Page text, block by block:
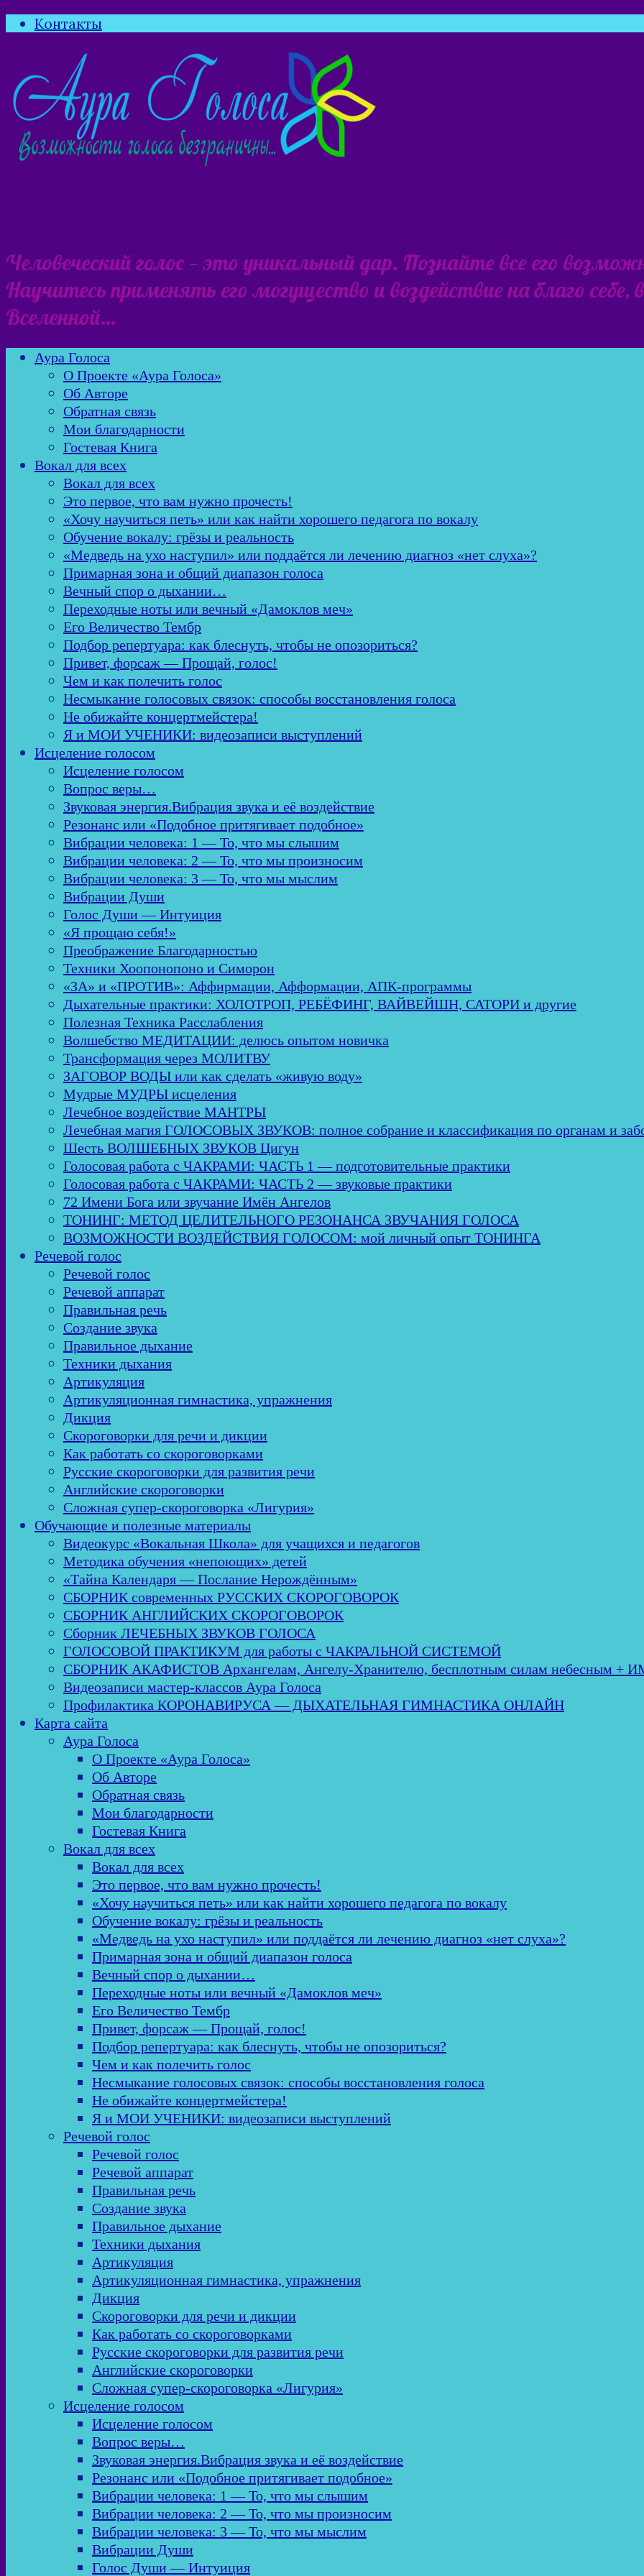
Контакты
Человеческий голос — это уникальный дар. Познайте все его
Научитесь применять его могущество и воздействие на благо
Вселенной…
Аура Голоса
О Проекте «Аура Голоса»
Об Авторе
Обратная связь
Мои благодарности
Гостевая Книга
Вокал для всех
Вокал для всех
Это первое, что вам нужно прочесть!
«Хочу научиться петь» или как найти хорошего педагога по вокалу
Обучение вокалу: грёзы и реальность
«Медведь на ухо наступил» или поддаётся ли лечению диагноз «нет слуха»?
Примарная зона и общий диапазон голоса
Вечный спор о дыхании…
Переходные ноты или вечный «Дамоклов меч»
Его Величество Тембр
Подбор репертуара: как блеснуть, чтобы не опозориться?
Привет, форсаж — Прощай, голос!
Чем и как полечить голос
Несмыкание голосовых связок: способы восстановления голоса
Не обижайте концертмейстера!
Я и МОИ УЧЕНИКИ: видеозаписи выступлений
Исцеление голосом
Исцеление голосом
Вопрос веры…
Звуковая энергия.Вибрация звука и её воздействие
Резонанс или «Подобное притягивает подобное»
Вибрации человека: 1 — То, что мы слышим
Вибрации человека: 2 — То, что мы произносим
Вибрации человека: 3 — То, что мы мыслим
Вибрации Души
Голос Души — Интуиция
«Я прощаю себя!»
Преображение Благодарностью
Техники Хоопонопоно и Симорон
«ЗА» и «ПРОТИВ»: Аффирмации, Афформации, АПК-программы
Дыхательные практики: ХОЛОТРОП, РЕБЁФИНГ, ВАЙВЕЙШН, САТОРИ и другие
Полезная Техника Расслабления
Волшебство МЕДИТАЦИИ: делюсь опытом новичка
Трансформация через МОЛИТВУ
ЗАГОВОР ВОДЫ или как сделать «живую воду»
Мудрые МУДРЫ исцеления
Лечебное воздействие МАНТРЫ
Лечебная магия ГОЛОСОВЫХ ЗВУКОВ: полное собрание и классификация по органам и
Шесть ВОЛШЕБНЫХ ЗВУКОВ Цигун
Голосовая работа с ЧАКРАМИ: ЧАСТЬ 1 — подготовительные практики
Голосовая работа с ЧАКРАМИ: ЧАСТЬ 2 — звуковые практики
72 Имени Бога или звучание Имён Ангелов
ТОНИНГ: МЕТОД ЦЕЛИТЕЛЬНОГО РЕЗОНАНСА ЗВУЧАНИЯ ГОЛОСА
ВОЗМОЖНОСТИ ВОЗДЕЙСТВИЯ ГОЛОСОМ: мой личный опыт ТОНИНГА
Речевой голос
Речевой голос
Речевой аппарат
Правильная речь
Создание звука
Правильное дыхание
Техники дыхания
Артикуляция
Артикуляционная гимнастика, упражнения
Дикция
Скороговорки для речи и дикции
Как работать со скороговорками
Русские скороговорки для развития речи
Английские скороговорки
Сложная супер-скороговорка «Лигурия»
Обучающие и полезные материалы
Видеокурс «Вокальная Школа» для учащихся и педагогов
Методика обучения «непоющих» детей
«Тайна Календаря — Послание Нерождённым»
СБОРНИК современных РУССКИХ СКОРОГОВОРОК
СБОРНИК АНГЛИЙСКИХ СКОРОГОВОРОК
Сборник ЛЕЧЕБНЫХ ЗВУКОВ ГОЛОСА
ГОЛОСОВОЙ ПРАКТИКУМ для работы с ЧАКРАЛЬНОЙ СИСТЕМОЙ
СБОРНИК АКАФИСТОВ Архангелам, Ангелу-Хранителю, бесплотным силам небесным +
Видеозаписи мастер-классов Аура Голоса
Профилактика КОРОНАВИРУСА — ДЫХАТЕЛЬНАЯ ГИМНАСТИКА ОНЛАЙН
Карта сайта
Аура Голоса
О Проекте «Аура Голоса»
Об Авторе
Обратная связь
Мои благодарности
Гостевая Книга
Вокал для всех
Вокал для всех
Это первое, что вам нужно прочесть!
«Хочу научиться петь» или как найти хорошего педагога по вокалу
Обучение вокалу: грёзы и реальность
«Медведь на ухо наступил» или поддаётся ли лечению диагноз «нет слуха»?
Примарная зона и общий диапазон голоса
Вечный спор о дыхании…
Переходные ноты или вечный «Дамоклов меч»
Его Величество Тембр
Привет, форсаж — Прощай, голос!
Подбор репертуара: как блеснуть, чтобы не опозориться?
Чем и как полечить голос
Несмыкание голосовых связок: способы восстановления голоса
Не обижайте концертмейстера!
Я и МОИ УЧЕНИКИ: видеозаписи выступлений
Речевой голос
Речевой голос
Речевой аппарат
Правильная речь
Создание звука
Правильное дыхание
Техники дыхания
Артикуляция
Артикуляционная гимнастика, упражнения
Дикция
Скороговорки для речи и дикции
Как работать со скороговорками
Русские скороговорки для развития речи
Английские скороговорки
Сложная супер-скороговорка «Лигурия»
Исцеление голосом
Исцеление голосом
Вопрос веры…
Звуковая энергия.Вибрация звука и её воздействие
Резонанс или «Подобное притягивает подобное»
Вибрации человека: 1 — То, что мы слышим
Вибрации человека: 2 — То, что мы произносим
Вибрации человека: 3 — То, что мы мыслим
Вибрации Души
Голос Души — Интуиция